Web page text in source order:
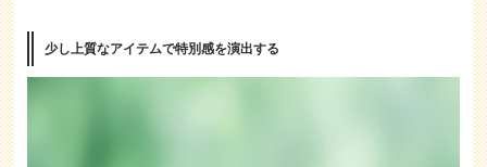
少し上質なアイテムで特別感を演出する